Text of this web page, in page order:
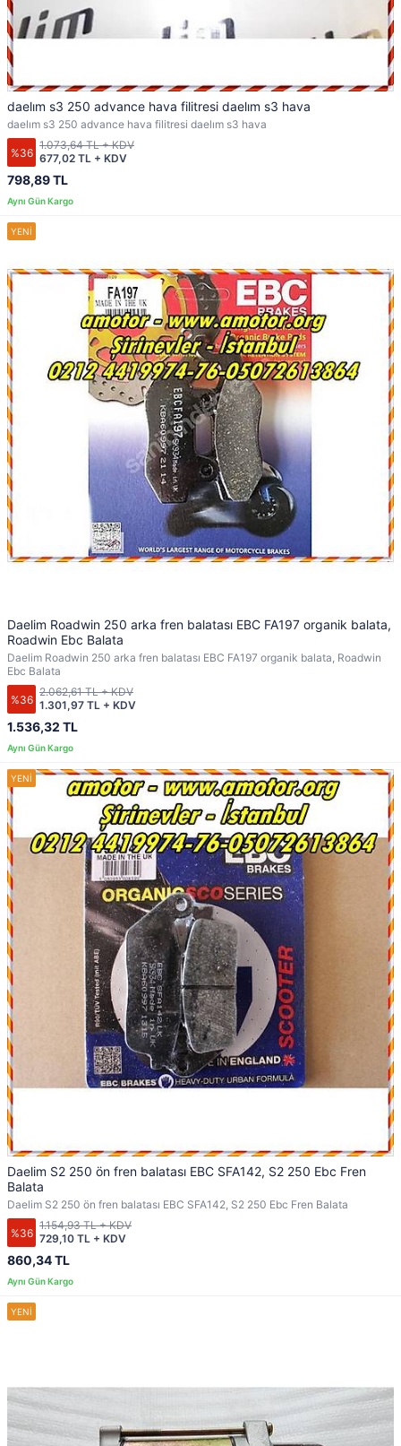
daelım s3 250 advance hava filitresi daelım s3 hava
daelım s3 250 advance hava filitresi daelım s3 hava
%36
798,89 TL
677,02 TL + KDV
1.073,64 TL + KDV
Daelim Roadwin 250 arka fren balatası EBC FA197 organik balata,
Roadwin Ebc Balata
Daelim Roadwin 250 arka fren balatası EBC FA197 organik balata, Roadwin
Ebc Balata
%36
1.536,32 TL
1.301,97 TL + KDV
2.062,61 TL + KDV
Daelim S2 250 ön fren balatası EBC SFA142, S2 250 Ebc Fren
Balata
Daelim S2 250 ön fren balatası EBC SFA142, S2 250 Ebc Fren Balata
%36
860,34 TL
729,10 TL + KDV
1.154,93 TL + KDV